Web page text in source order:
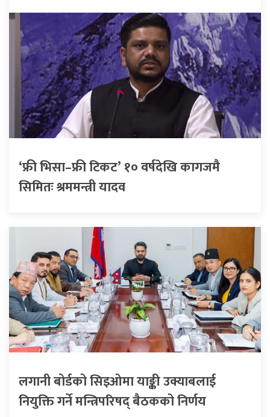
‘फ्री भिसा–फ्री टिकट’ १० वर्षदेखि कागजमै
सिमितः श्रममन्त्री यादव
लगानी बोर्डको सिइओमा याङ्की उक्याबलाई
नियुक्ति गर्ने मन्त्रिपरिषद् बैठकको निर्णय